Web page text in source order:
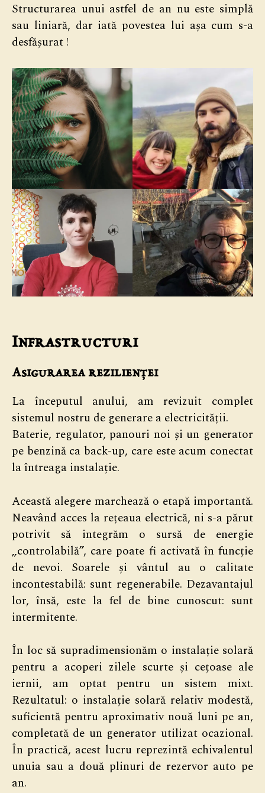
Structurarea unui astfel de an nu este simplă
sau liniară, dar iată povestea lui așa cum s-a
desfășurat !
Infrastructuri
Asigurarea rezilienței
La începutul anului, am revizuit complet
sistemul nostru de generare a electricității.
Baterie, regulator, panouri noi și un generator
pe benzină ca back-up, care este acum conectat
la întreaga instalație.
Această alegere marchează o etapă importantă.
Neavând acces la rețeaua electrică, ni s-a părut
potrivit să integrăm o sursă de energie
„controlabilă”, care poate fi activată în funcție
de nevoi. Soarele și vântul au o calitate
incontestabilă: sunt regenerabile. Dezavantajul
lor, însă, este la fel de bine cunoscut: sunt
intermitente.
În loc să supradimensionăm o instalație solară
pentru a acoperi zilele scurte și cețoase ale
iernii, am optat pentru un sistem mixt.
Rezultatul: o instalație solară relativ modestă,
suficientă pentru aproximativ nouă luni pe an,
completată de un generator utilizat ocazional.
În practică, acest lucru reprezintă echivalentul
unuia sau a două plinuri de rezervor auto pe
an.